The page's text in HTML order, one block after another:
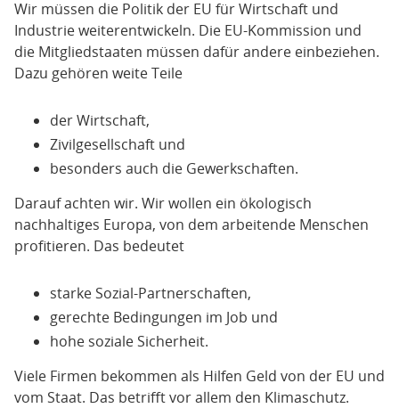
Wir müssen die Politik der EU für Wirtschaft und
Industrie weiterentwickeln. Die EU-Kommission und
die Mitgliedstaaten müssen dafür andere einbeziehen.
Dazu gehören weite Teile
der Wirtschaft,
Zivilgesellschaft und
besonders auch die Gewerkschaften.
Darauf achten wir. Wir wollen ein ökologisch
nachhaltiges Europa, von dem arbeitende Menschen
profitieren. Das bedeutet
starke Sozial-Partnerschaften,
gerechte Bedingungen im Job und
hohe soziale Sicherheit.
Viele Firmen bekommen als Hilfen Geld von der EU und
vom Staat. Das betrifft vor allem den Klimaschutz.